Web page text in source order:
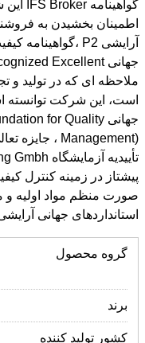
استانداردهای جهانی
گروه محصول
برند
کشور تولید کننده